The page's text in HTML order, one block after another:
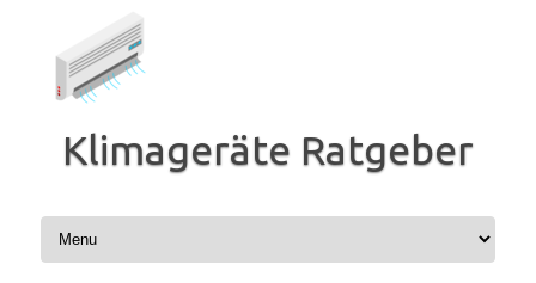
Klimageräte Ratgeber